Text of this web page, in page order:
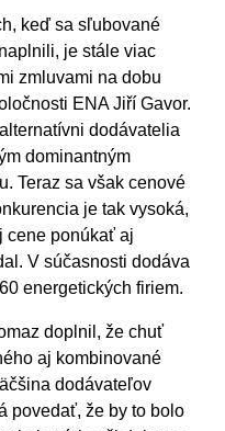
keď sa sľubované
je stále viac
zmluvami na dobu
ENA Jiří Gavor.
dodávatelia
dominantným
Teraz sa však cenové
je tak vysoká,
cene ponúkať aj
V súčasnosti dodáva
energetických firiem.
doplnil, že chuť
aj kombinované
dodávateľov
povedať, že by to bolo